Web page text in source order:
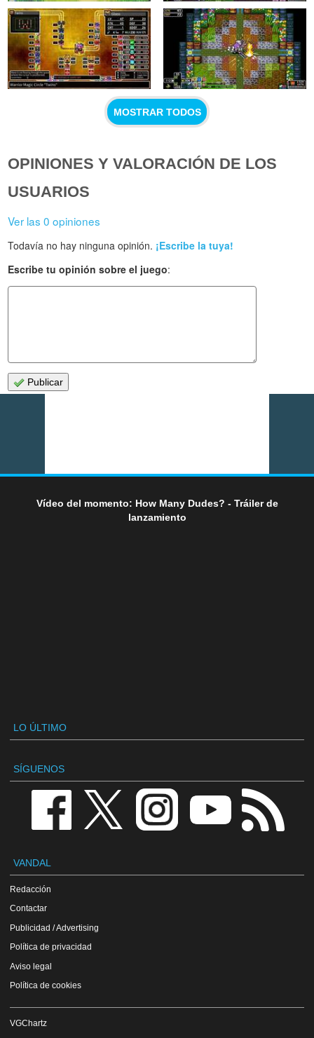
MOSTRAR TODOS
OPINIONES Y VALORACIÓN DE LOS
USUARIOS
Ver las 0 opiniones
Todavía no hay ninguna opinión. ¡Escribe la tuya!
Escribe tu opinión sobre el juego:
Publicar
Vídeo del momento: How Many Dudes? - Tráiler de
lanzamiento
LO ÚLTIMO
SÍGUENOS
VANDAL
Redacción
Contactar
Publicidad / Advertising
Política de privacidad
Aviso legal
Política de cookies
VGChartz